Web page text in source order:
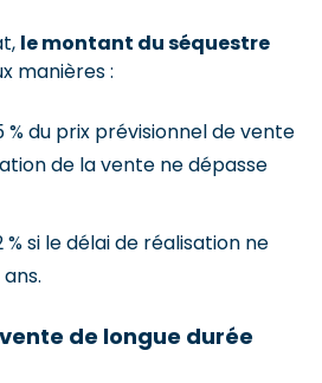
le montant du séquestre
manières :
du prix prévisionnel de vente
de la vente ne dépasse
si le délai de réalisation ne
de longue durée